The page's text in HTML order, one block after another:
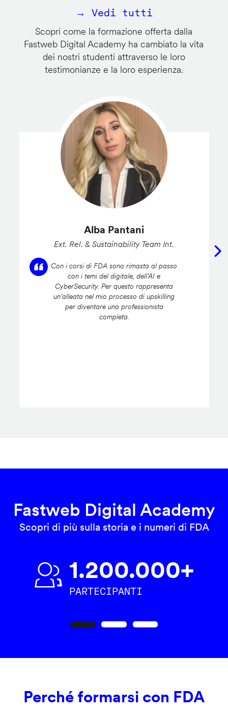
→ Vedi tutti
Scopri come la formazione offerta dalla
Fastweb Digital Academy ha cambiato la vita
dei nostri studenti attraverso le loro
testimonianze e la loro esperienza.
Alba Pantani
Ext. Rel. & Sustainability Team Int.
Con i corsi di FDA sono rimasta al passo
con i temi del digitale, dell’AI e
CyberSecurity. Per questo rappresenta
un’alleata nel mio processo di upskilling
per diventare una professionista
completa.
Fastweb Digital Academy
Scopri di più sulla storia e i numeri di FDA
1.200.000+
PARTECIPANTI
Perché formarsi con FDA